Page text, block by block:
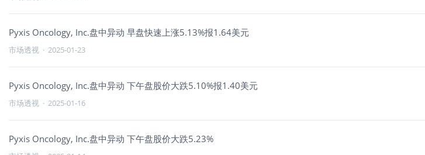
Pyxis Oncology, Inc.盘中异动 早盘快速上涨5.13%报1.64美元
市场透视 · 2025-01-23
Pyxis Oncology, Inc.盘中异动 下午盘股价大跌5.10%报1.40美元
市场透视 · 2025-01-16
Pyxis Oncology, Inc.盘中异动 下午盘股价大跌5.23%